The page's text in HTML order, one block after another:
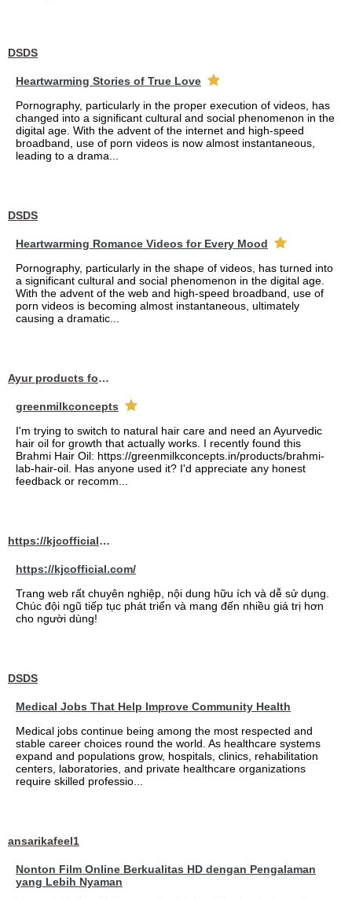
DSDS
Heartwarming Stories of True Love
Pornography, particularly in the proper execution of videos, has
changed into a significant cultural and social phenomenon in the
digital age. With the advent of the internet and high-speed
broadband, use of porn videos is now almost instantaneous,
leading to a drama...
DSDS
Heartwarming Romance Videos for Every Mood
Pornography, particularly in the shape of videos, has turned into
a significant cultural and social phenomenon in the digital age.
With the advent of the web and high-speed broadband, use of
porn videos is becoming almost instantaneous, ultimately
causing a dramatic...
Ayur products for hair
greenmilkconcepts
I'm trying to switch to natural hair care and need an Ayurvedic
hair oil for growth that actually works. I recently found this
Brahmi Hair Oil: https://greenmilkconcepts.in/products/brahmi-
lab-hair-oil. Has anyone used it? I'd appreciate any honest
feedback or recomm...
https://kjcofficial.com/
https://kjcofficial.com/
Trang web rất chuyên nghiệp, nội dung hữu ích và dễ sử dụng.
Chúc đội ngũ tiếp tục phát triển và mang đến nhiều giá trị hơn
cho người dùng!
DSDS
Medical Jobs That Help Improve Community Health
Medical jobs continue being among the most respected and
stable career choices round the world. As healthcare systems
expand and populations grow, hospitals, clinics, rehabilitation
centers, laboratories, and private healthcare organizations
require skilled professio...
ansarikafeel1
Nonton Film Online Berkualitas HD dengan Pengalaman
yang Lebih Nyaman